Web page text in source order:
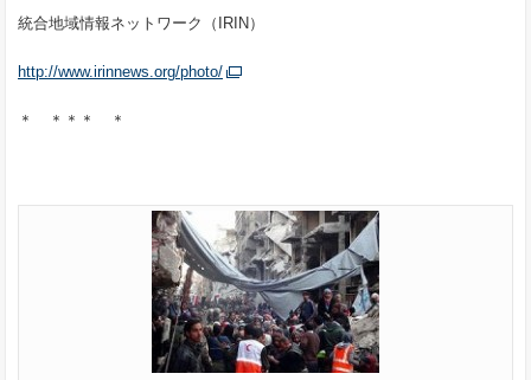
統合地域情報ネットワーク（IRIN）
http://www.irinnews.org/photo/
＊ ＊＊＊ ＊